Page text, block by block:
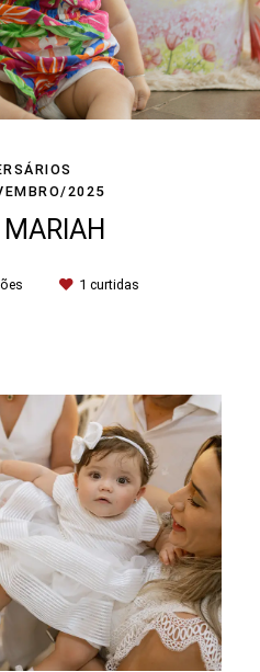
2025
1 curtidas